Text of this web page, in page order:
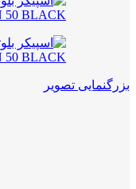
بزرگنمایی تصویر